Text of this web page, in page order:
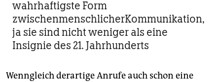
wahrhaftigste Form
zwischenmenschlicherKommunikation,
ja sie sind nicht weniger als eine
Insignie des 21. Jahrhunderts
Wenngleich derartige Anrufe auch schon eine